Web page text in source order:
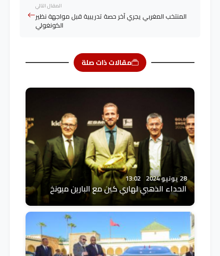
المقال التالي
المنتخب المغربي يجري آخر حصة تدريبية قبل مواجهة نظير
الكونغولي
مقالات ذات صلة
28 يونيو 2024 13:02
الحداء الذهبي لهاري كين مع البارين ميونخ